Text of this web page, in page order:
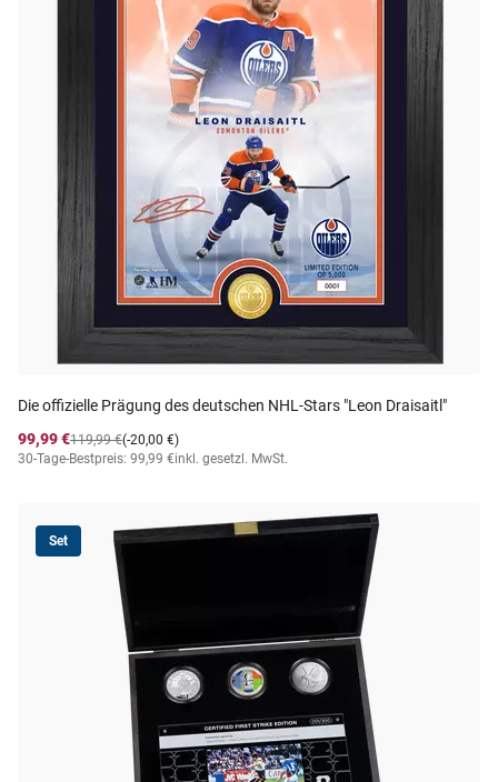
Die offizielle Prägung des deutschen NHL-Stars "Leon Draisaitl"
99,99 €
(-20,00 €)
119,99 €
30-Tage-Bestpreis: 99,99 €inkl. gesetzl. MwSt.
Set